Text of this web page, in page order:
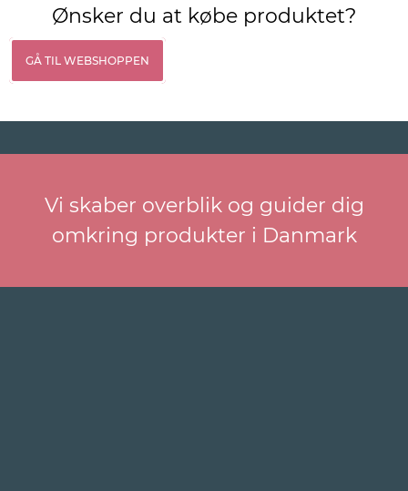
Ønsker du at købe produktet?
GÅ TIL WEBSHOPPEN
Vi skaber overblik og guider dig
omkring produkter i Danmark